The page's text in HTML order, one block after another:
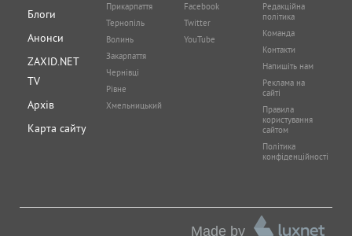
Блоги
Анонси
ZAXID.NET
TV
Архів
Карта сайту
Прикарпаття
Тернопіль
Волинь
Закарпаття
Чернівці
Рівне
Хмельницький
Facebook
Twitter
YouTube
Редакційна
політика
Команда
Контакти
Напишіть нам
Реклама на
сайті
Правила
користування
сайтом
Політика
конфіденційності
Made by